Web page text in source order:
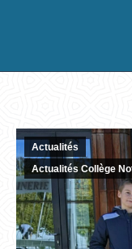
Actualités
Actualités Collège